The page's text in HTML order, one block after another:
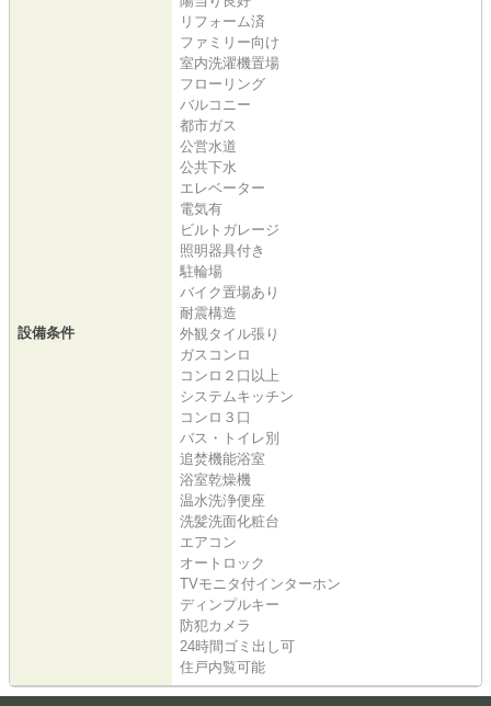
設備条件
リフォーム済
ファミリー向け
室内洗濯機置場
フローリング
バルコニー
都市ガス
公営水道
公共下水
エレベーター
電気有
ビルトガレージ
照明器具付き
駐輪場
バイク置場あり
耐震構造
外観タイル張り
ガスコンロ
コンロ２口以上
システムキッチン
コンロ３口
バス・トイレ別
追焚機能浴室
浴室乾燥機
温水洗浄便座
洗髪洗面化粧台
エアコン
オートロック
TVモニタ付インターホン
ディンプルキー
防犯カメラ
24時間ゴミ出し可
住戸内覧可能